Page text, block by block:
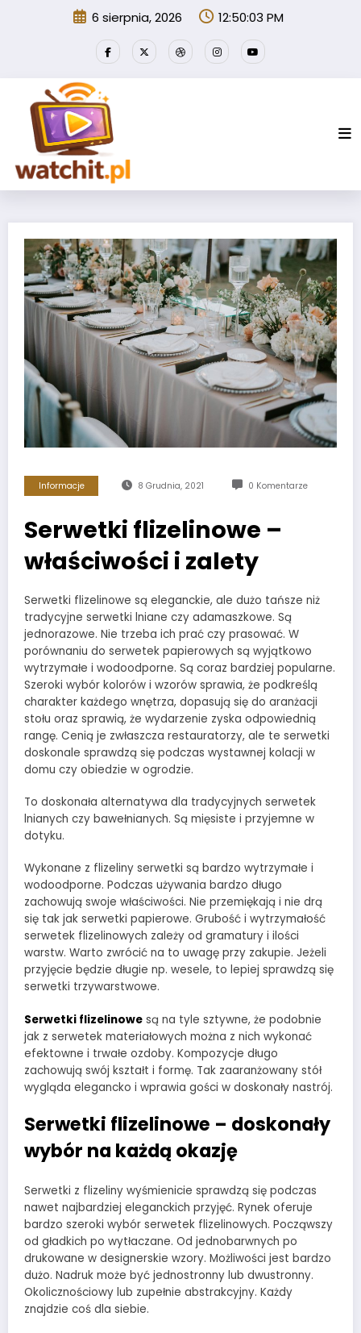
6 sierpnia, 2026 12:50:04 PM
Informacje 8 Grudnia, 2021 0 Komentarze
Serwetki flizelinowe –
właściwości i zalety
Serwetki flizelinowe są eleganckie, ale dużo tańsze niż
tradycyjne serwetki lniane czy adamaszkowe. Są
jednorazowe. Nie trzeba ich prać czy prasować. W
porównaniu do serwetek papierowych są wyjątkowo
wytrzymałe i wodoodporne. Są coraz bardziej popularne.
Szeroki wybór kolorów i wzorów sprawia, że podkreślą
charakter każdego wnętrza, dopasują się do aranżacji
stołu oraz sprawią, że wydarzenie zyska odpowiednią
rangę. Cenią je zwłaszcza restauratorzy, ale te serwetki
doskonale sprawdzą się podczas wystawnej kolacji w
domu czy obiedzie w ogrodzie.
To doskonała alternatywa dla tradycyjnych serwetek
lnianych czy bawełnianych. Są mięsiste i przyjemne w
dotyku.
Wykonane z flizeliny serwetki są bardzo wytrzymałe i
wodoodporne. Podczas używania bardzo długo
zachowują swoje właściwości. Nie przemiękają i nie drą
się tak jak serwetki papierowe. Grubość i wytrzymałość
serwetek flizelinowych zależy od gramatury i ilości
warstw. Warto zwrócić na to uwagę przy zakupie. Jeżeli
przyjęcie będzie długie np. wesele, to lepiej sprawdzą się
serwetki trzywarstwowe.
Serwetki flizelinowe są na tyle sztywne, że podobnie
jak z serwetek materiałowych można z nich wykonać
efektowne i trwałe ozdoby. Kompozycje długo
zachowują swój kształt i formę. Tak zaaranżowany stół
wygląda elegancko i wprawia gości w doskonały nastrój.
Serwetki flizelinowe – doskonały
wybór na każdą okazję
Serwetki z flizeliny wyśmienicie sprawdzą się podczas
nawet najbardziej eleganckich przyjęć. Rynek oferuje
bardzo szeroki wybór serwetek flizelinowych. Począwszy
od gładkich po wytłaczane. Od jednobarwnych po
drukowane w designerskie wzory. Możliwości jest bardzo
dużo. Nadruk może być jednostronny lub dwustronny.
Okolicznościowy lub zupełnie abstrakcyjny. Każdy
znajdzie coś dla siebie.